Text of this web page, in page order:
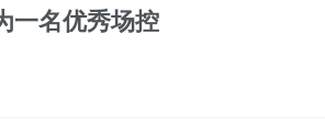
一名优秀场控